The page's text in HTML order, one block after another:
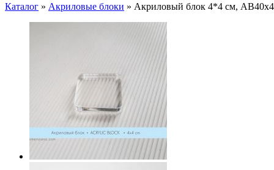
Каталог » Акриловые блоки » Акриловый блок 4*4 см,